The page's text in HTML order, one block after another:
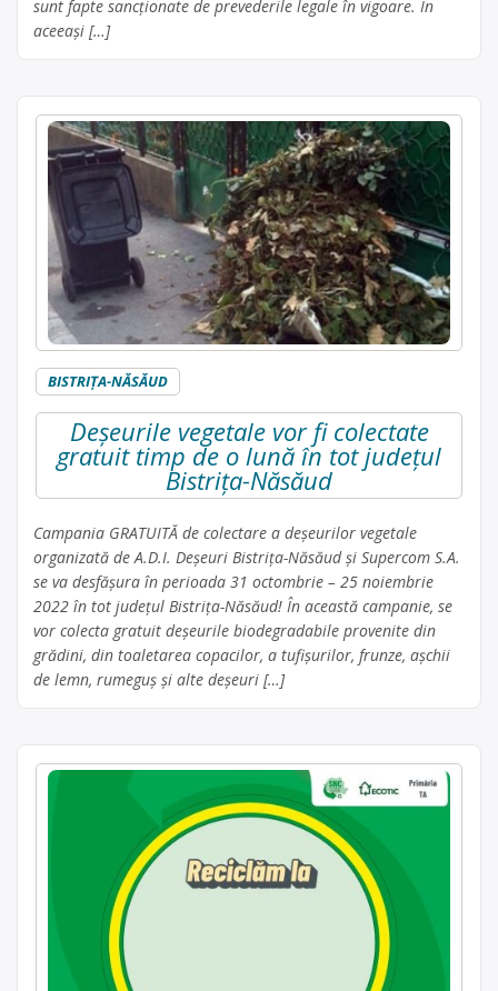
sunt fapte sancționate de prevederile legale în vigoare. În
aceeași […]
BISTRIŢA-NĂSĂUD
Deșeurile vegetale vor fi colectate
gratuit timp de o lună în tot județul
Bistrița-Năsăud
Campania GRATUITĂ de colectare a deșeurilor vegetale
organizată de A.D.I. Deșeuri Bistrița-Năsăud și Supercom S.A.
se va desfășura în perioada 31 octombrie – 25 noiembrie
2022 în tot județul Bistrița-Năsăud! În această campanie, se
vor colecta gratuit deșeurile biodegradabile provenite din
grădini, din toaletarea copacilor, a tufișurilor, frunze, așchii
de lemn, rumeguș și alte deșeuri […]